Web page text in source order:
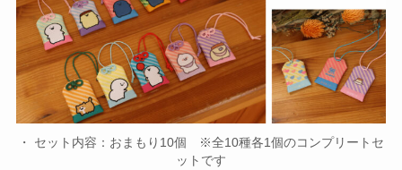
・ セット内容：おまもり10個 ※全10種各1個のコンプリートセ
ットです